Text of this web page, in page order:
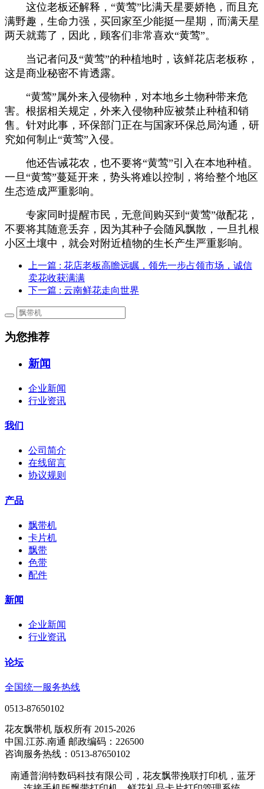
这位老板还解释， “黄莺” 比满天星要娇艳，而且充
满野趣，生命力强，买回家至少能挺一星期，而满天星
两天就蔫了，因此，顾客们非常喜欢“黄莺”。
当记者问及“黄莺”的种植地时，该鲜花店老板称，
这是商业秘密不肯透露。
“黄莺” 属外来入侵物种，对本地乡土物种带来危
害。根据相关规定，外来入侵物种应被禁止种植和销
售。针对此事，环保部门正在与国家环保总局沟通，研
究如何制止“黄莺” 入侵。
他还告诫花农，也不要将“黄莺”引入在本地种植。
一旦 “黄莺”蔓延开来，势头将难以控制，将给整个地区
生态造成严重影响。
专家同时提醒市民，无意间购买到 “黄莺”做配花，
不要将其随意丢弃，因为其种子会随风飘散，一旦扎根
小区土壤中，就会对附近植物的生长产生严重影响。
上一篇 : 花店老板高瞻远瞩，领先一步占领市场，诚信
卖花收获满满
下一篇 : 云南鲜花走向世界
为您推荐
新闻
企业新闻
行业资讯
我们
公司简介
在线留言
协议规则
产品
飘带机
卡片机
飘带
色带
配件
新闻
企业新闻
行业资讯
论坛
全国统一服务热线
0513-87650102
花友飘带机 版权所有 2015-2026
中国.江苏.南通 邮政编码：226500
咨询服务热线：0513-87650102
南通普润特数码科技有限公司，花友飘带挽联打印机，蓝牙